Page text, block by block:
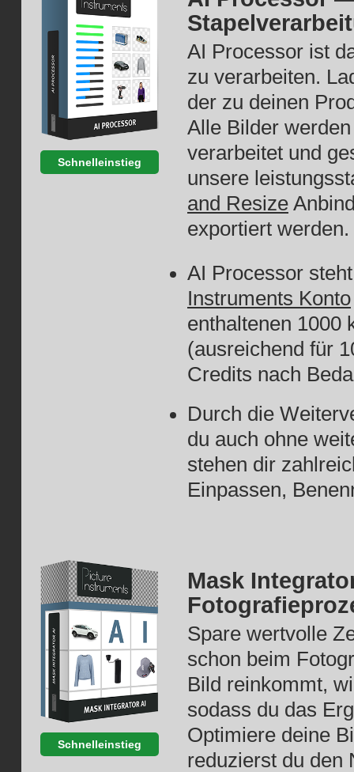
Schnelleinstieg
AI Processor ist
zu verarbeiten.
der zu deinen
Alle Bilder
verarbeitet und
unsere
and Resize
exportiert werden.
AI Processor
Instruments Konto
enthaltenen 1000
(ausreichend für
Credits nach
Durch die
du auch ohne
stehen dir
Einpassen,
Schnelleinstieg
Mask
Spare wertvolle
schon beim
Bild reinkommt,
sodass du das
Optimiere deine
reduzierst du den